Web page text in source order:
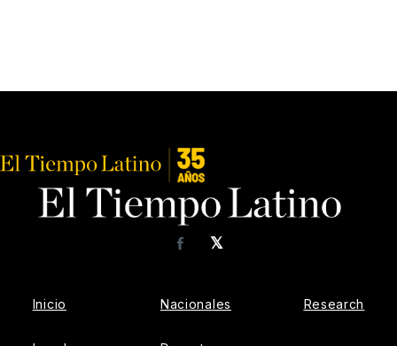
𝕏
Facebook
Inicio Nacionales Research